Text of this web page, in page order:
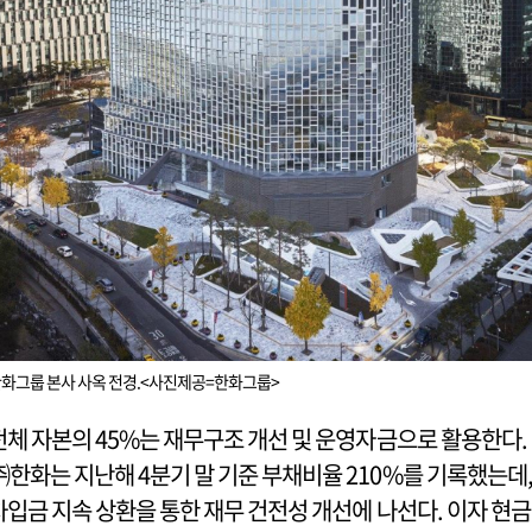
그룹 본사 사옥 전경.<사진제공=한화그룹>
체 자본의 45%는 재무구조 개선 및 운영자금으로 활용한다.
한화는 지난해 4분기 말 기준 부채비율 210%를 기록했는데,
입금 지속 상환을 통한 재무 건전성 개선에 나선다. 이자 현금